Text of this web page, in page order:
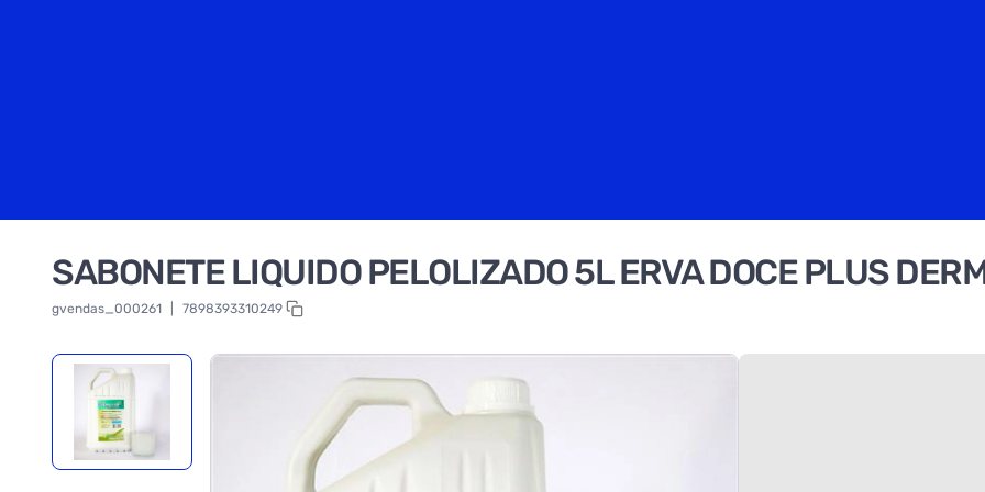
SABONETE LIQUIDO PELOLIZADO 5L ERVA DOCE PLUS
gvendas_000261 7898393310249